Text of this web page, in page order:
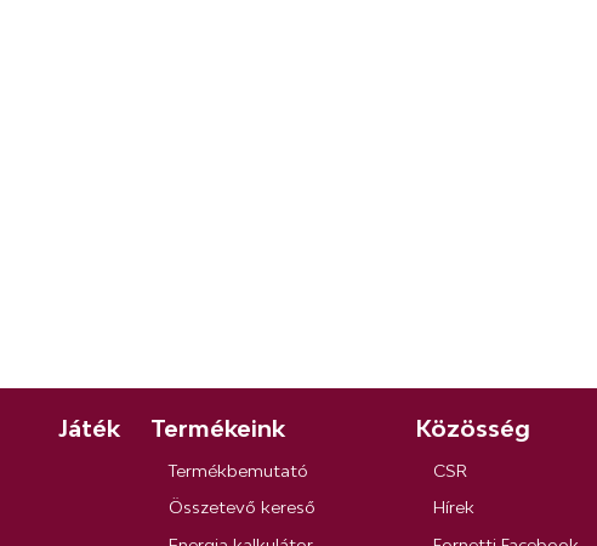
Játék Termékeink
Termékbemutató
Összetevő kereső
Közösség
CSR
Hírek